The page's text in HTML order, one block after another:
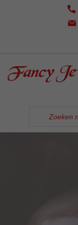
zoeken